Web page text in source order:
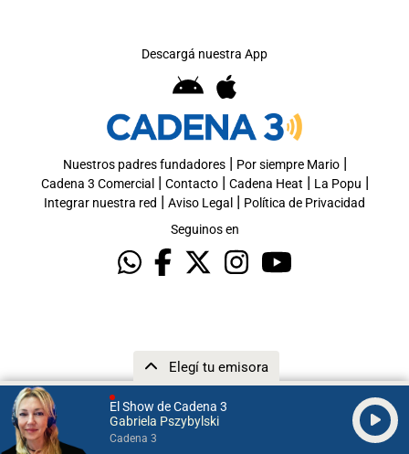
El Show de Cadena 3
Gabriela Pszybylski
Cadena 3
Elegí tu emisora
Descargá nuestra App
Nuestros padres fundadores| Por siempre Mario|
Cadena 3 Comercial | Contacto| Cadena Heat | La Popu |
Integrar nuestra red | Aviso Legal | Política de Privacidad
Seguinos en